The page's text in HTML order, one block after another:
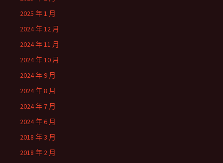
2025 年 1 月
2024 年 12 月
2024 年 11 月
2024 年 10 月
2024 年 9 月
2024 年 8 月
2024 年 7 月
2024 年 6 月
2018 年 3 月
2018 年 2 月